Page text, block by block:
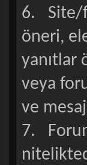
6. Site/
öneri,
yanıtlar
veya
ve
7.